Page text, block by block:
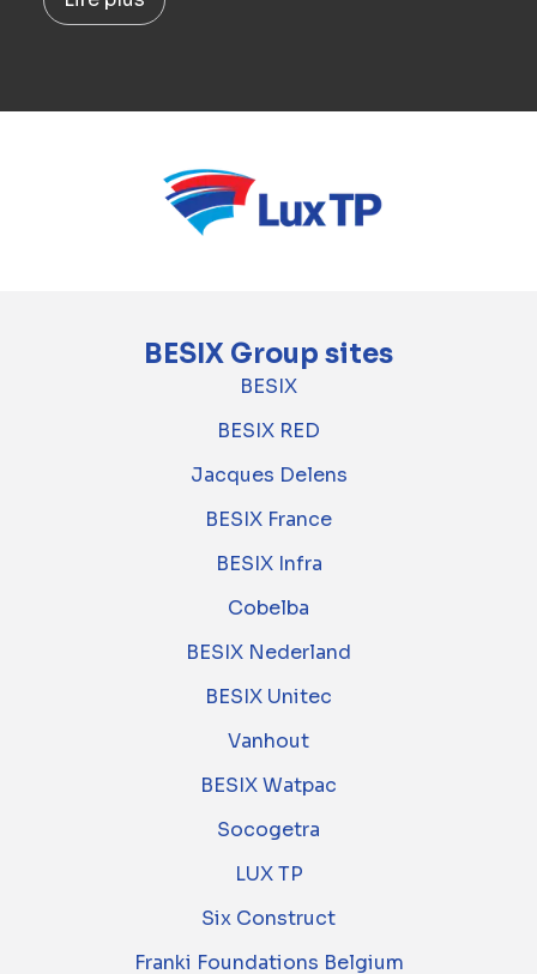
BESIX Group sites
BESIX
BESIX RED
Jacques Delens
BESIX France
BESIX Infra
Cobelba
BESIX Nederland
BESIX Unitec
Vanhout
BESIX Watpac
Socogetra
LUX TP
Six Construct
Franki Foundations Belgium